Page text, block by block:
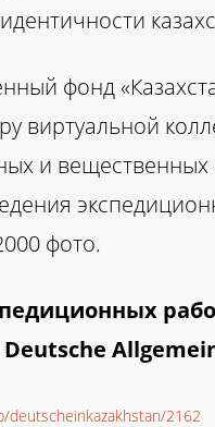
фонд
виртуальной
и
фото.
deutscheinkazakhstan/2162